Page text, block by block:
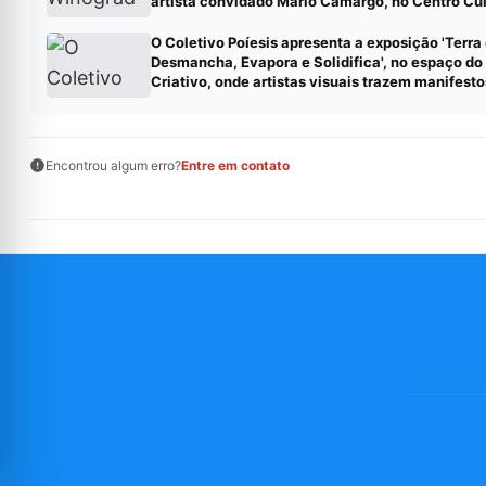
O Coletivo Poíesis apresenta a exposição 'Terra
Desmancha, Evapora e Solidifica', no espaço do
Criativo, onde artistas visuais trazem
Encontrou algum erro?Entre em contato